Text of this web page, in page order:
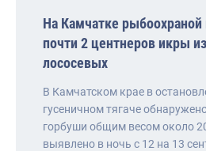
На Камчатке
почти 2 центнеров икры
лососевых
В Камчатском крае в
гусеничном тягаче
горбуши общим весом около
выявлено в ночь с 12 на 13